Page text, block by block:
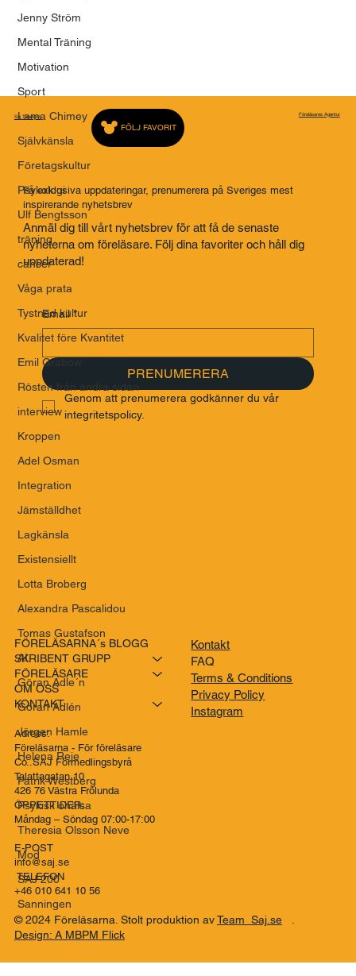
Jenny Ström
Mental Träning
Motivation
Sport
Lama Chimey
Självkänsla
Företagskultur
Psykologi
Ulf Bengtsson
träning
cancer
Våga prata
Tystnad kultur
Kvalitet före Kvantitet
Emil Grabow
Rösten från andra sidan
interview
Kroppen
Adel Osman
Integration
Jämställdhet
Lagkänsla
Existensiellt
Lotta Broberg
Alexandra Pascalidou
Tomas Gustafson
AI
Göran Adle´n
Göran Adlén
Jörgen Hamle
Helena Reje
Patrik Westberg
Psykisk ohälsa
Theresia Olsson Neve
Mod
SAJ 200
Sanningen
Saj Talarbyrå Föreläsares Agentur
FÖLJ FAVORIT
Få exklusiva uppdateringar, prenumerera på Sveriges mest
inspirerande nyhetsbrev
Anmäl dig till vårt nyhetsbrev för att få de senaste
nyheterna om föreläsare. Följ dina favoriter och håll dig
uppdaterad!
Email *
PRENUMERERA
Genom att prenumerera godkänner du vår
integritetspolicy.
FÖRELÄSARNA´s BLOGG
SKRIBENT GRUPP
FÖRELÄSARE
OM OSS
KONTAKT
Adress:
Föreläsarna - För föreläsare
Co..SAJ Förmedlingsbyrå
Talattagatan 10
426 76 Västra Frölunda
ÖPPETTIDER:
Måndag – Söndag 07:00-17:00
E-POST
info@saj.se
TELEFON
+46 010 641 10 56
Kontakt
FAQ
Terms & Conditions
Privacy Policy
Instagram
© 2024 Föreläsarna. Stolt produktion avTeam Saj.se.
Design: A MBPM Flick